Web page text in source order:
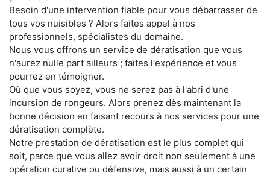
Besoin d'une intervention fiable pour vous débarrasser de
tous vos nuisibles ? Alors faites appel à nos
professionnels, spécialistes du domaine.
Nous vous offrons un service de dératisation que vous
n'aurez nulle part ailleurs ; faites l'expérience et vous
pourrez en témoigner.
Où que vous soyez, vous ne serez pas à l'abri d'une
incursion de rongeurs. Alors prenez dès maintenant la
bonne décision en faisant recours à nos services pour une
dératisation complète.
Notre prestation de dératisation est le plus complet qui
soit, parce que vous allez avoir droit non seulement à une
opération curative ou défensive, mais aussi à un certain